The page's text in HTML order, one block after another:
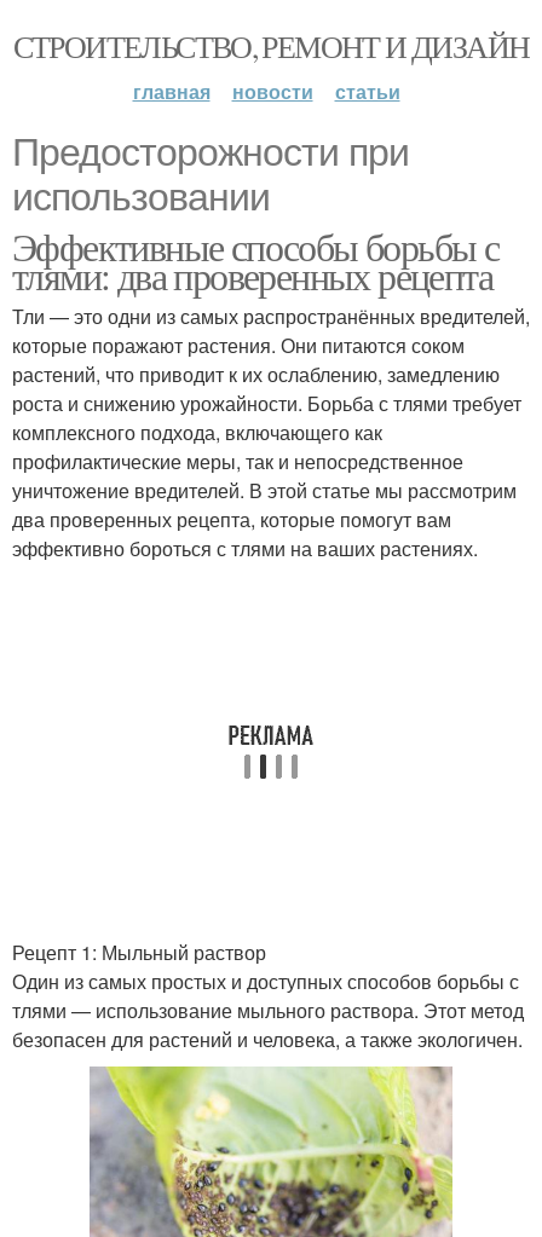
СТРОИТЕЛЬСТВО, РЕМОНТ И ДИЗАЙН
главная новости статьи
Предосторожности при
использовании
Эффективные способы борьбы с
тлями: два проверенных рецепта
Тли — это одни из самых распространённых вредителей,
которые поражают растения. Они питаются соком
растений, что приводит к их ослаблению, замедлению
роста и снижению урожайности. Борьба с тлями требует
комплексного подхода, включающего как
профилактические меры, так и непосредственное
уничтожение вредителей. В этой статье мы рассмотрим
два проверенных рецепта, которые помогут вам
эффективно бороться с тлями на ваших растениях.
Рецепт 1: Мыльный раствор
Один из самых простых и доступных способов борьбы с
тлями — использование мыльного раствора. Этот метод
безопасен для растений и человека, а также экологичен.